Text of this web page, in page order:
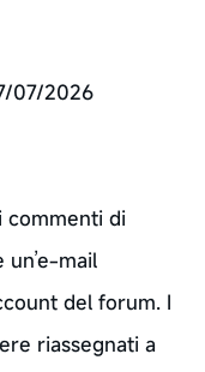
07/2026
commenti di
mail
del forum. I
riassegnati a